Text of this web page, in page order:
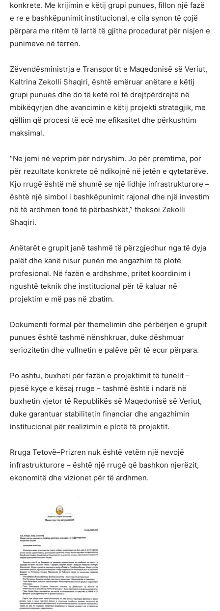
konkrete. Me krijimin e këtij grupi punues, fillon një fazë
e re e bashkëpunimit institucional, e cila synon të çojë
përpara me ritëm të lartë të gjitha procedurat për nisjen e
punimeve në terren.
Zëvendësministrja e Transportit e Maqedonisë së Veriut,
Kaltrina Zekolli Shaqiri, është emëruar anëtare e këtij
grupi punues dhe do të ketë rol të drejtpërdrejtë në
mbikëqyrjen dhe avancimin e këtij projekti strategjik, me
qëllim që procesi të ecë me efikasitet dhe përkushtim
maksimal.
“Ne jemi në veprim për ndryshim. Jo për premtime, por
për rezultate konkrete që ndikojnë në jetën e qytetarëve.
Kjo rrugë është më shumë se një lidhje infrastrukturore –
është një simbol i bashkëpunimit rajonal dhe një investim
në të ardhmen tonë të përbashkët,” theksoi Zekolli
Shaqiri.
Anëtarët e grupit janë tashmë të përzgjedhur nga të dyja
palët dhe kanë nisur punën me angazhim të plotë
profesional. Në fazën e ardhshme, pritet koordinim i
ngushtë teknik dhe institucional për të kaluar në
projektim e më pas në zbatim.
Dokumenti formal për themelimin dhe përbërjen e grupit
punues është tashmë nënshkruar, duke dëshmuar
seriozitetin dhe vullnetin e palëve për të ecur përpara.
Po ashtu, buxheti për fazën e projektimit të tunelit –
pjesë kyçe e kësaj rruge – tashmë është i ndarë në
buxhetin vjetor të Republikës së Maqedonisë së Veriut,
duke garantuar stabilitetin financiar dhe angazhimin
institucional për realizimin e plotë të projektit.
Rruga Tetovë–Prizren nuk është vetëm një nevojë
infrastrukturore – është një rrugë që bashkon njerëzit,
ekonomitë dhe vizionet për të ardhmen.